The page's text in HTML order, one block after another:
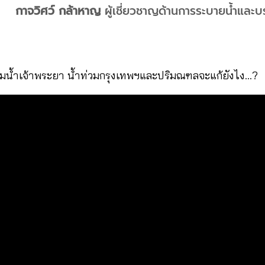
กาจวิศว์ กล้าหาญผู้เชี่ยวชาญด้านการระบายน้ำและ
ำเจ้าพระยา น้ำท่วมกรุงเทพฯและปริมณฑลจะแก้ยังไง…?